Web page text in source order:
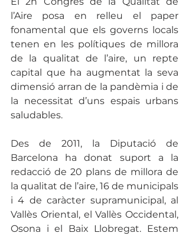
l’Aire posa en relleu el paper
fonamental que els governs locals
tenen en les polítiques de millora
de la qualitat de l’aire, un repte
capital que ha augmentat la seva
dimensió arran de la pandèmia i de
la necessitat d’uns espais urbans
saludables.
Des de 2011, la Diputació de
Barcelona ha donat suport a la
redacció de 20 plans de millora de
la qualitat de l’aire, 16 de municipals
i 4 de caràcter supramunicipal, al
Vallès Oriental, el Vallès Occidental,
Osona i el Baix Llobregat. Estem